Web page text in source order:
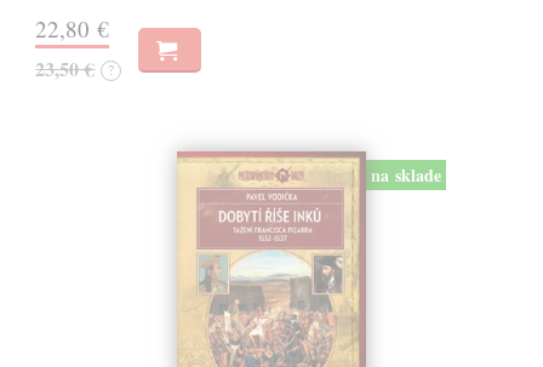
22,80 €
23,50 € ?
na sklade